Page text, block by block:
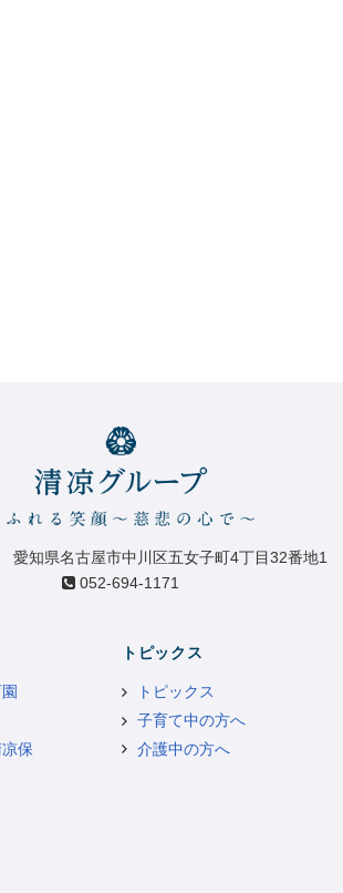
知県名古屋市中川区五女子町4丁目32番地1
052-694-1171
保
トピックス
トピックス
子育て中の方へ
介護中の方へ